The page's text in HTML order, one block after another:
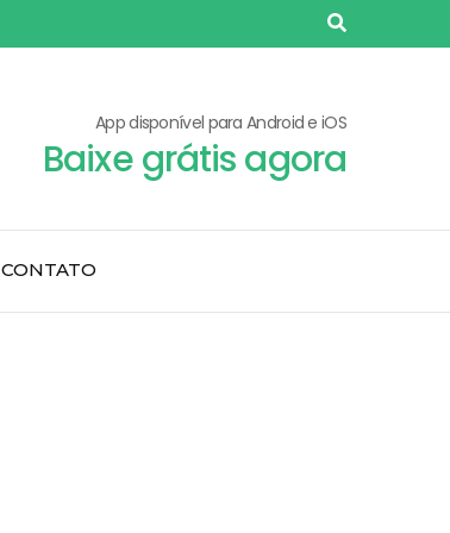
App disponível para Android e iOS
Baixe grátis agora
CONTATO